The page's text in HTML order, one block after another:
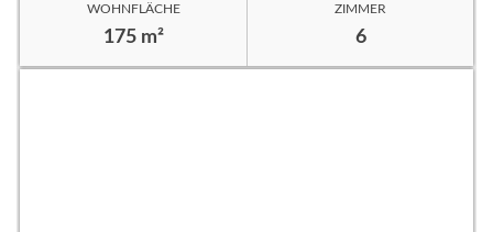
WOHNFLÄCHE
175 m²
ZIMMER
6